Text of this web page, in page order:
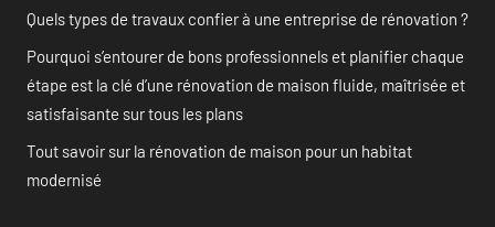
Quels types de travaux confier à une entreprise de rénovation ?
Pourquoi s’entourer de bons professionnels et planifier chaque
étape est la clé d’une rénovation de maison fluide, maîtrisée et
satisfaisante sur tous les plans
Tout savoir sur la rénovation de maison pour un habitat
modernisé